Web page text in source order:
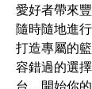
愛好者帶來
隨時隨地進
打造專屬的
容錯過的選